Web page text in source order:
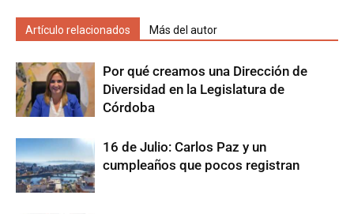
Artículo relacionados Más del autor
Por qué creamos una Dirección de
Diversidad en la Legislatura de
Córdoba
16 de Julio: Carlos Paz y un
cumpleaños que pocos registran